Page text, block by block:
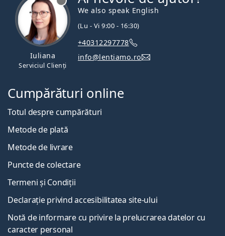
Iuliana
Serviciul Clienți
We also speak English
(Lu - Vi 9:00 - 16:30)
+40312297778
info@lentiamo.ro
Cumpărături online
Totul despre cumpărături
Metode de plată
Metode de livrare
Puncte de colectare
Termeni și Condiții
Declarație privind accesibilitatea site-ului
Notă de informare cu privire la prelucrarea datelor cu
caracter personal